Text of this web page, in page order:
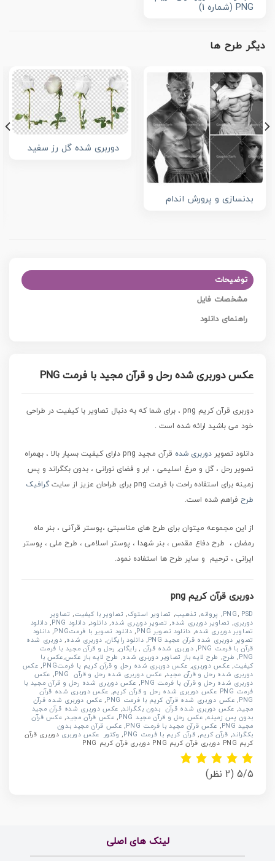
PNG (شماره 1)
دیگر طرح ها
بدنسازی و پرورش اندام
دوربری شده گل رز سفید
توضیحات
مشخصات فایل
راهنمای دانلود
عکس دوربری شده رحل و قرآن مجید با فرمت PNG
دوربری قرآن کریم png ، برای شما که به دنبال تصاویر با کیفیت در طراحی
خود می باشید ارائه شده است .
دانلود تصویر دوربری شده قرآن مجید png
دارای کیفیت بسیار بالا ، بهمراه
تصویر رحل ، گل و مرغ اسلیمی ، ابر و فضای نورانی ، بدون بکگراند و پس
زمینه برای استفاده راحت با فرمت png برای طراحان عزیز از سایت
گرافیک
طرح فراهم شده است.
از این مجموعه میتوان برای طرح های مناسبتی ،پوستر قرآنی ، بنر ماه
رمضان ، طرح دفاع مقدس ، بنر شهدا ، پوستر اسلامی ، طرح ملی ، پوستر
ایرانی ، ترحیم و سایر طرح ها استفاده نمود.
دوربری قرآن کریم png
PNG , PSD
, پروانه, تذهیب, تصاویر استوک, تصاویر با کیفیت, تصاویر
دوربری, تصاویر دوربری شده, تصویر دوربری شده, دانلود, دانلود PNG , دانلود
تصاویر دوربری شده, دانلود تصویر PNG , دانلود تصویر با فرمتPNG , دانلود
تصویر دوربری شده قرآن مجید PNG
, دانلود رایگان, دوربری شده, دوربری شده
قرآن با فرمت PNG
, دوربری شده قرآن , رایگان, رحل و قرآن مجید با فرمت
PNG
, طرح, طرح لایه باز تصاویر دوربری شده, طرح لایه باز عکس,عکس با
کیفیت, عکس دوربری, عکس دوربری شده رحل و قرآن کریم با فرمتPNG , عکس
دوربری شده رحل و قرآن مجید, عکس دوربری شده رحل و قرآن PNG , عکس
دوربری شده رحل و قرآن با فرمت PNG
, عکس دوربری شده رحل و قرآن مجید با
فرمت PNG عکس دوربری شده رحل و قرآن کریم
, عکس دوربری شده قرآن
PNG
, عکس دوربری شده قرآن کریم با فرمت PNG , عکس دوربری شده قرآن
مجید, عکس دوربری شده قرآن بدون بکگراند, عکس دوربری شده قرآن مجید
بدون پس زمینه, عکس رحل و قرآن مجید PNG , عکس قرآن مجید, عکس قرآن
مجید PNG
, عکس قرآن مجید با فرمت PNG , عکس قرآن مجید بدون
بکگراند, قرآن کریم, قرآن کریم با فرمت PNG , وکتور عکس دوربری دوربری قرآن
کریم PNG دوربری قرآن کریم PNG دوربری قرآن کریم PNG
5/5 (2 نظر)
لینک های اصلی